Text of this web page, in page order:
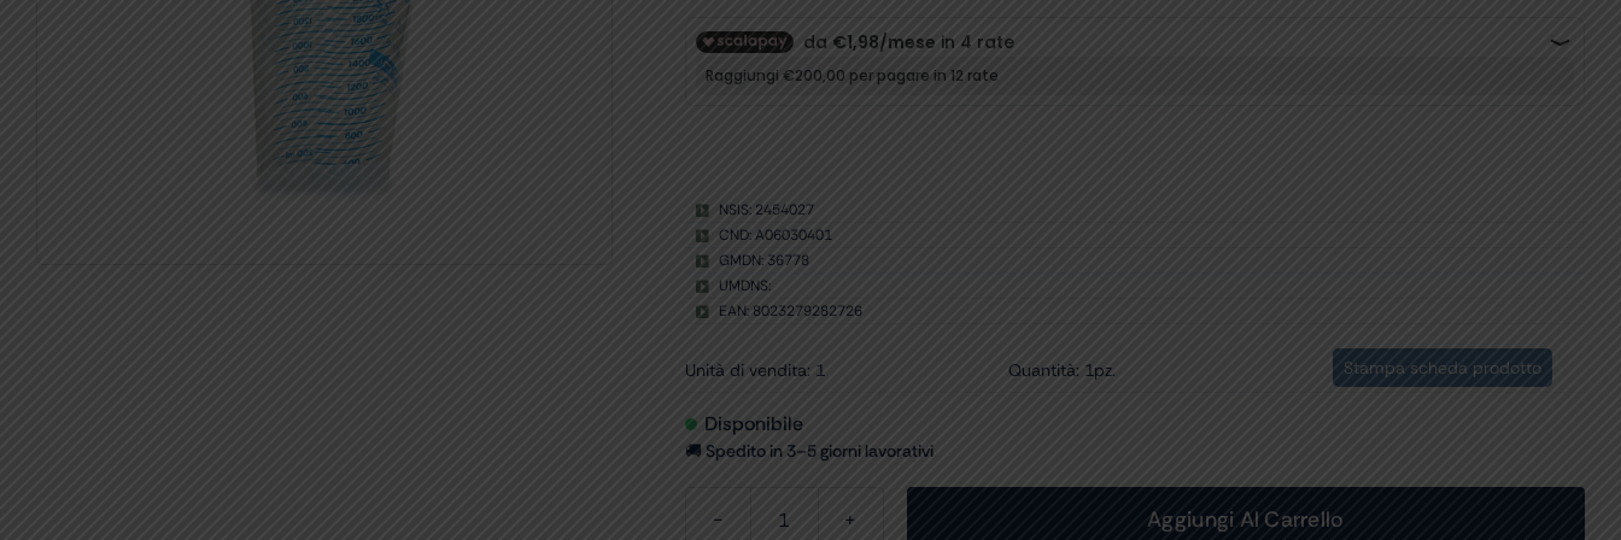
NSIS: 2454027
CND: A06030401
GMDN: 36778
UMDNS:
EAN: 8023279282726
Unità di vendita: 1 Quantità: 1pz. Stampa scheda prodotto
Disponibile
🚚 Spedito in 3–5 giorni lavorativi
VASO
Aggiungi Al Carrello